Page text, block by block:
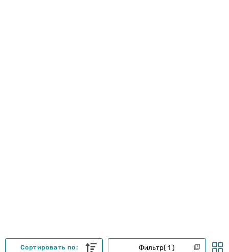
Фильтр 1
Сортировать по: